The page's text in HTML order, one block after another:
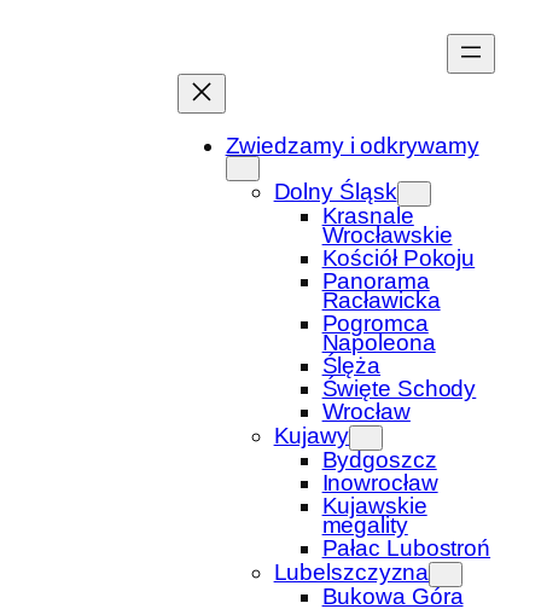
Zwiedzamy i odkrywamy
Dolny Śląsk
Krasnale
Wrocławskie
Kościół Pokoju
Panorama
Racławicka
Pogromca
Napoleona
Ślęża
Święte Schody
Wrocław
Kujawy
Bydgoszcz
Inowrocław
Kujawskie
megality
Pałac Lubostroń
Lubelszczyzna
Bukowa Góra